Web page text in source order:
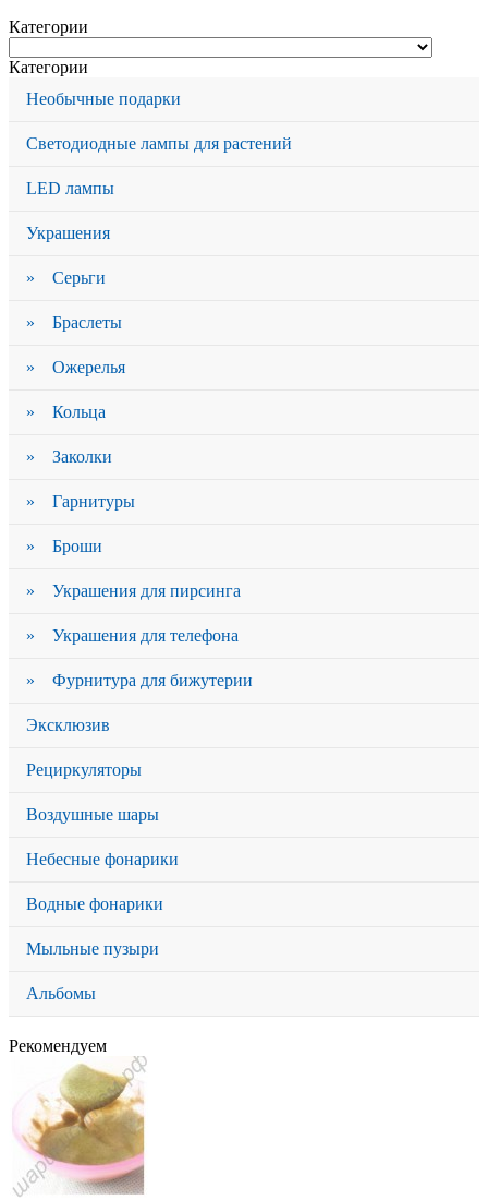
Категории
Категории
Необычные подарки
Светодиодные лампы для растений
LED лампы
Украшения
» Серьги
» Браслеты
» Ожерелья
» Кольца
» Заколки
» Гарнитуры
» Броши
» Украшения для пирсинга
» Украшения для телефона
» Фурнитура для бижутерии
Эксклюзив
Рециркуляторы
Воздушные шары
Небесные фонарики
Водные фонарики
Мыльные пузыри
Альбомы
Рекомендуем